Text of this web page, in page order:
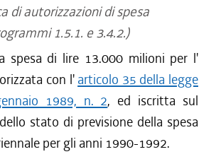
di autorizzazioni di spesa
1.5.1. e 3.4.2.)
spesa di lire 13.000 milioni per l'
con l'articolo 35 della legge
1989, n. 2, ed iscritta sul
stato di previsione della spesa
per gli anni 1990-1992.